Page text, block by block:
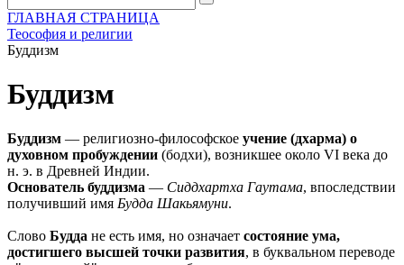
ГЛАВНАЯ СТРАНИЦА
Теософия и религии
Буддизм
Буддизм
Буддизм — религиозно-философское учение (дхарма) о
духовном пробуждении (бодхи), возникшее около VI века до
н. э. в Древней Индии.
Основатель буддизма — Сиддхартха Гаутама, впоследствии
получивший имя Будда Шакьямуни.
Слово Будда не есть имя, но означает состояние ума,
достигшего высшей точки развития, в буквальном переводе